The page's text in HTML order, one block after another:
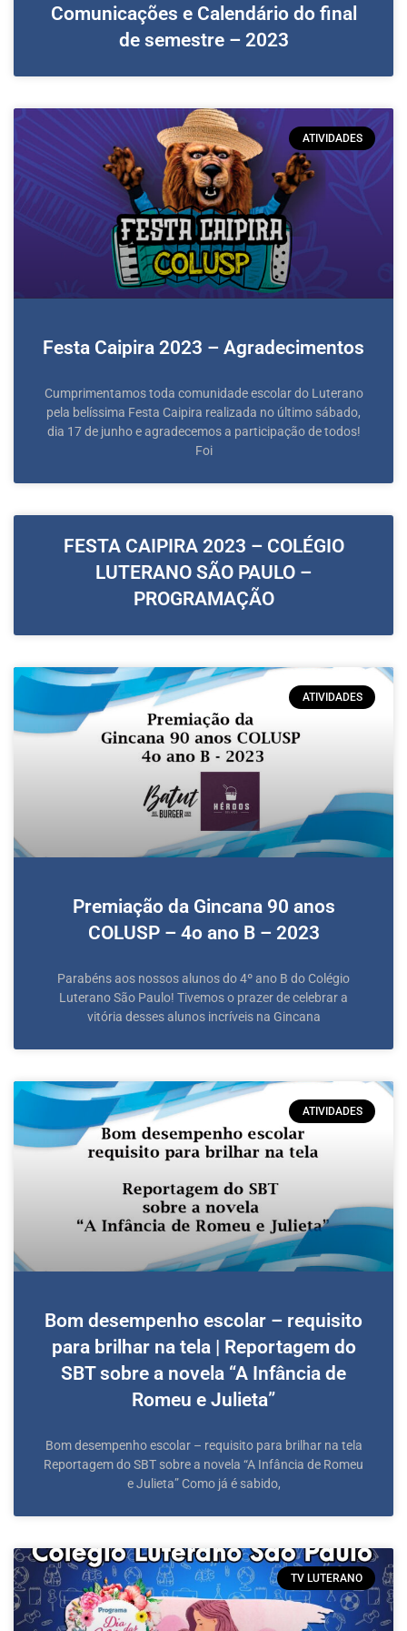
Comunicações e Calendário do final
de semestre – 2023
ATIVIDADES
Festa Caipira 2023 – Agradecimentos
Cumprimentamos toda comunidade escolar do Luterano
pela belíssima Festa Caipira realizada no último sábado,
dia 17 de junho e agradecemos a participação de todos!
Foi
FESTA CAIPIRA 2023 – COLÉGIO
LUTERANO SÃO PAULO –
PROGRAMAÇÃO
ATIVIDADES
Premiação da Gincana 90 anos
COLUSP – 4o ano B – 2023
Parabéns aos nossos alunos do 4º ano B do Colégio
Luterano São Paulo! Tivemos o prazer de celebrar a
vitória desses alunos incríveis na Gincana
ATIVIDADES
Bom desempenho escolar – requisito
para brilhar na tela | Reportagem do
SBT sobre a novela “A Infância de
Romeu e Julieta”
Bom desempenho escolar – requisito para brilhar na tela
Reportagem do SBT sobre a novela “A Infância de Romeu
e Julieta” Como já é sabido,
TV LUTERANO